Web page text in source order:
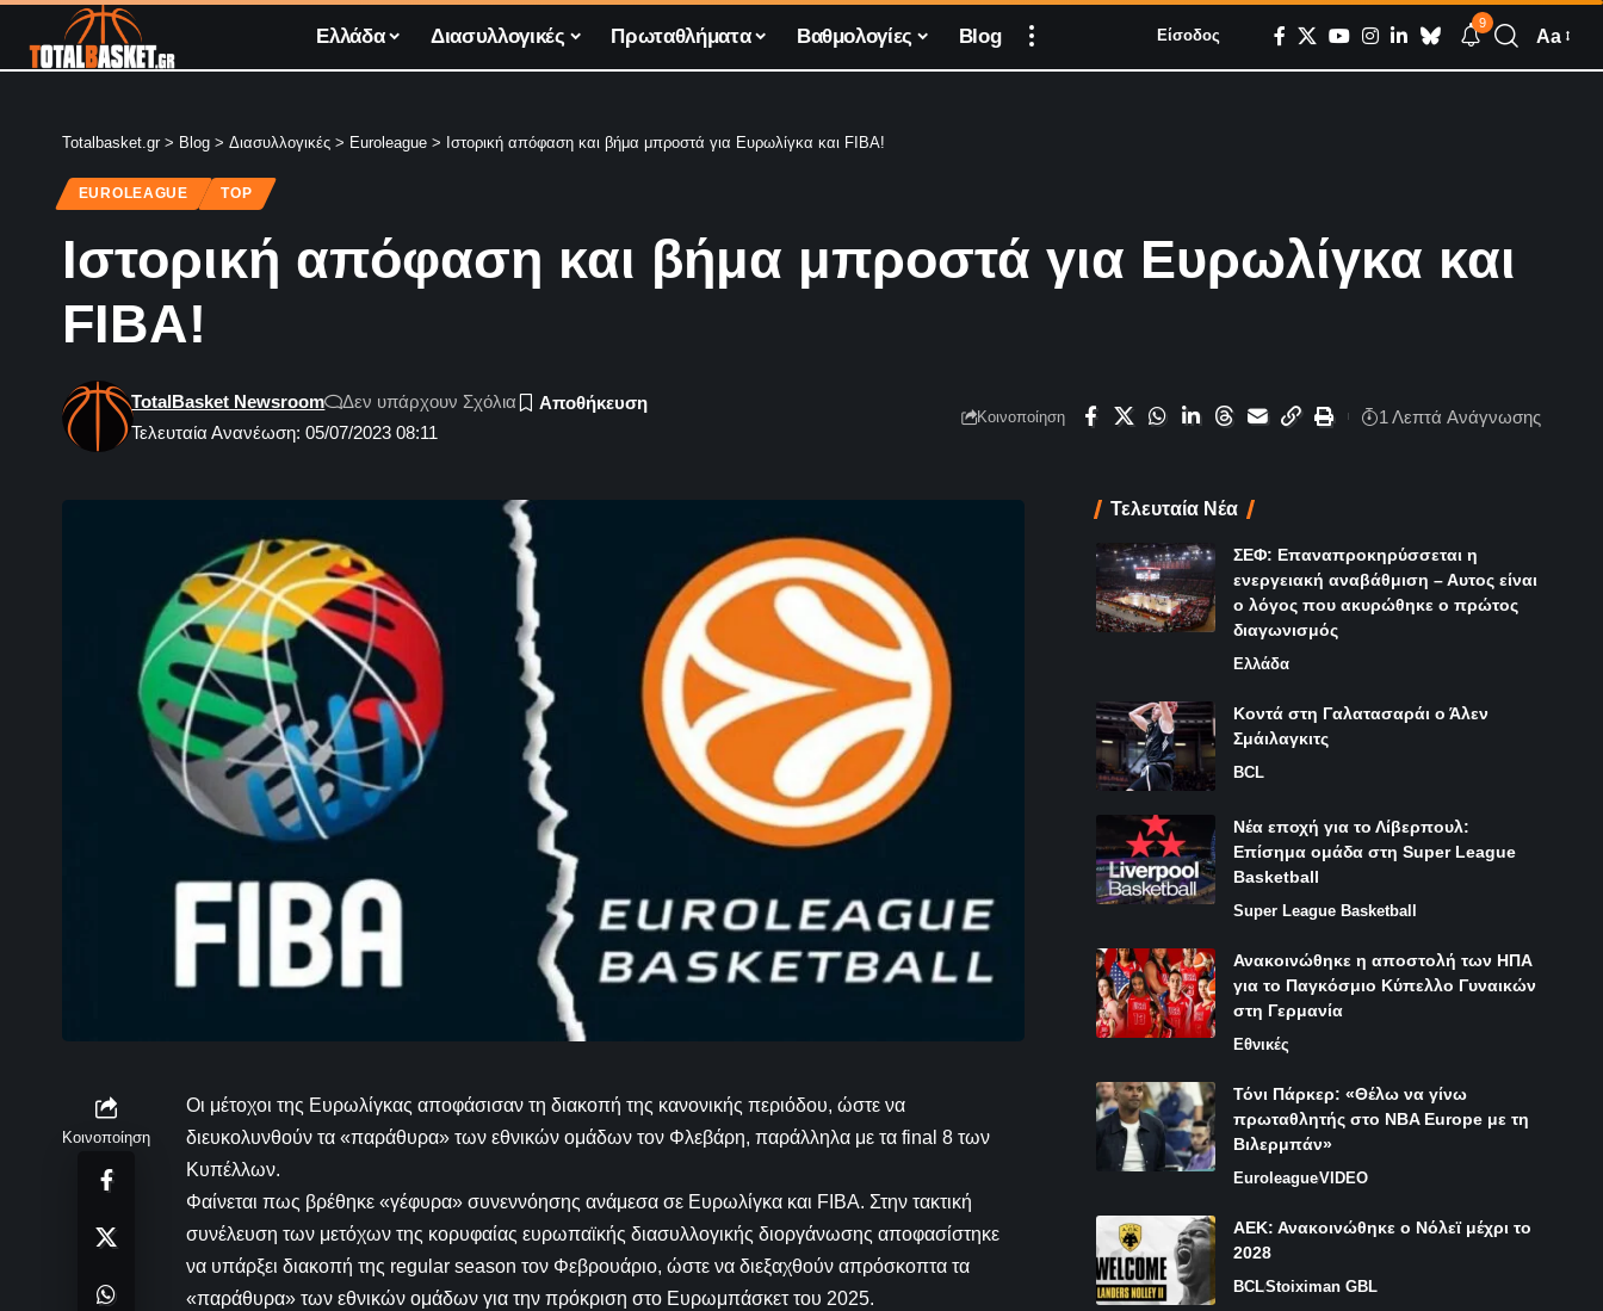
Ελλάδα Διασυλλογικές Πρωταθλήματα Βαθμολογίες Blog Είσοδος
9
Aa
Totalbasket.gr > Blog > Διασυλλογικές > Euroleague > Ιστορική απόφαση και βήμα μπροστά για Ευρωλίγκα και FIBA!
EUROLEAGUE TOP
Ιστορική απόφαση και βήμα μπροστά για Ευρωλίγκα και
FIBA!
Τελευταία Ανανέωση: 05/07/2023 08:11
TotalBasket Newsroom Δεν υπάρχουν Σχόλια
Κοινοποίηση 1 Λεπτά Aνάγνωσης
Κοινοποίηση
Οι μέτοχοι της Ευρωλίγκας αποφάσισαν τη διακοπή της κανονικής περιόδου, ώστε να
διευκολυνθούν τα «παράθυρα» των εθνικών ομάδων τον Φλεβάρη, παράλληλα με τα final 8 των
Κυπέλλων.
Φαίνεται πως βρέθηκε «γέφυρα» συνεννόησης ανάμεσα σε Ευρωλίγκα και FIBA. Στην τακτική
συνέλευση των μετόχων της κορυφαίας ευρωπαϊκής διασυλλογικής διοργάνωσης αποφασίστηκε
να υπάρξει διακοπή της regular season τον Φεβρουάριο, ώστε να διεξαχθούν απρόσκοπτα τα
«παράθυρα» των εθνικών ομάδων για την πρόκριση στο Ευρωμπάσκετ του 2025.
Τελευταία Νέα
ΣΕΦ: Επαναπροκηρύσσεται η
ενεργειακή αναβάθμιση – Αυτος είναι
ο λόγος που ακυρώθηκε ο πρώτος
διαγωνισμός
Ελλάδα
Κοντά στη Γαλατασαράι ο Άλεν
Σμάιλαγκιτς
BCL
Νέα εποχή για το Λίβερπουλ:
Επίσημα ομάδα στη Super League
Basketball
Super League Basketball
Ανακοινώθηκε η αποστολή των ΗΠΑ
για το Παγκόσμιο Κύπελλο Γυναικών
στη Γερμανία
Εθνικές
Τόνι Πάρκερ: «Θέλω να γίνω
πρωταθλητής στο NBA Europe με τη
Βιλερμπάν»
EuroleagueVIDEO
ΑΕΚ: Ανακοινώθηκε ο Νόλεϊ μέχρι το
2028
BCLStoiximan GBL